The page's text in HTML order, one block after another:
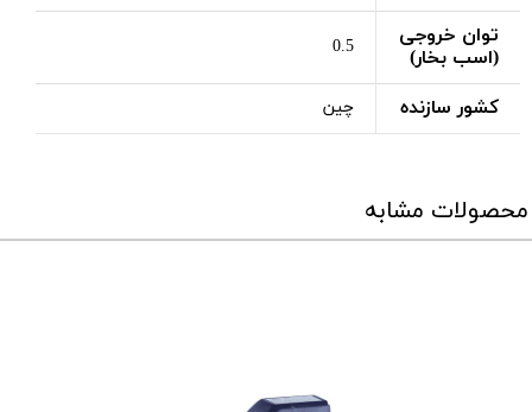
توان خروجی
(اسب بخار)
0.5
کشور سازنده چین
محصولات مشابه